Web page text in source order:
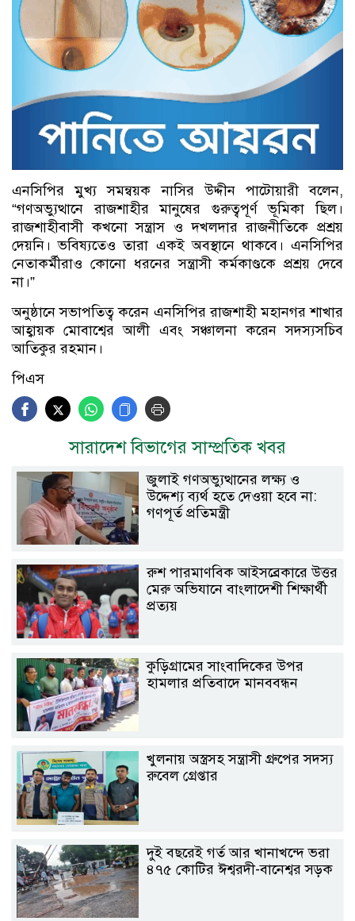
এনসিপির মুখ্য সমন্বয়ক নাসির উদ্দীন পাটোয়ারী বলেন,
“গণঅভ্যুত্থানে রাজশাহীর মানুষের গুরুত্বপূর্ণ ভূমিকা ছিল।
রাজশাহীবাসী কখনো সন্ত্রাস ও দখলদার রাজনীতিকে প্রশ্রয়
দেয়নি। ভবিষ্যতেও তারা একই অবস্থানে থাকবে। এনসিপির
নেতাকর্মীরাও কোনো ধরনের সন্ত্রাসী কর্মকাণ্ডকে প্রশ্রয় দেবে
না।”
অনুষ্ঠানে সভাপতিত্ব করেন এনসিপির রাজশাহী মহানগর শাখার
আহ্বায়ক মোবাশ্বের আলী এবং সঞ্চালনা করেন সদস্যসচিব
আতিকুর রহমান।
পিএস
সারাদেশ বিভাগের সাম্প্রতিক খবর
জুলাই গণঅভ্যুত্থানের লক্ষ্য ও
উদ্দেশ্য ব্যর্থ হতে দেওয়া হবে না:
গণপূর্ত প্রতিমন্ত্রী
রুশ পারমাণবিক আইসব্রেকারে উত্তর
মেরু অভিযানে বাংলাদেশী শিক্ষার্থী
প্রত্যয়
কুড়িগ্রামের সাংবাদিকের উপর
হামলার প্রতিবাদে মানববন্ধন
খুলনায় অস্ত্রসহ সন্ত্রাসী গ্রুপের সদস্য
রুবেল গ্রেপ্তার
দুই বছরেই গর্ত আর খানাখন্দে ভরা
৪৭৫ কোটির ঈশ্বরদী-বানেশ্বর সড়ক